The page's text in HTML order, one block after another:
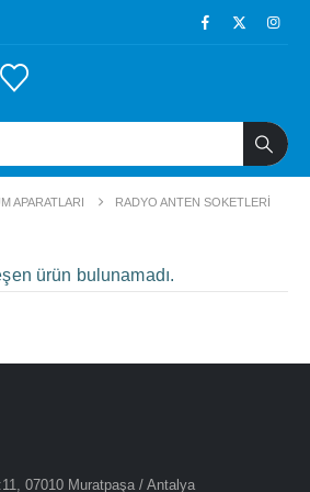
APARATLARI RADYO ANTEN SOKETLERI
ürün bulunamadı.
07010 Muratpaşa / Antalya